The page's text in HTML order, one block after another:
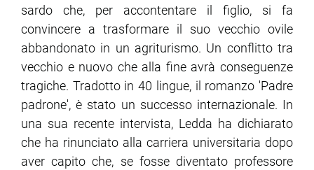
sardo che, per accontentare il figlio, si fa
convincere a trasformare il suo vecchio ovile
abbandonato in un agriturismo. Un conflitto tra
vecchio e nuovo che alla fine avrà conseguenze
tragiche. Tradotto in 40 lingue, il romanzo 'Padre
padrone', è stato un successo internazionale. In
una sua recente intervista, Ledda ha dichiarato
che ha rinunciato alla carriera universitaria dopo
aver capito che, se fosse diventato professore